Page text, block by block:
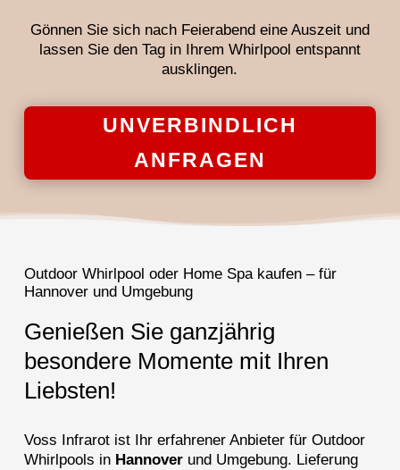
Gönnen Sie sich nach Feierabend eine Auszeit und
lassen Sie den Tag in Ihrem Whirlpool entspannt
ausklingen.
UNVERBINDLICH
ANFRAGEN
Outdoor Whirlpool oder Home Spa kaufen – für
Hannover und Umgebung
Genießen Sie ganzjährig
besondere Momente mit Ihren
Liebsten!
Voss Infrarot ist Ihr erfahrener Anbieter für Outdoor
Whirlpools in Hannoverund Umgebung. Lieferung